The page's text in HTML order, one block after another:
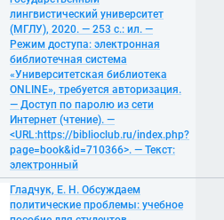
лингвистический университет
(МГЛУ), 2020. — 253 с.: ил. —
Режим доступа: электронная
библиотечная система
«Университетская библиотека
ONLINE», требуется авторизация.
— Доступ по паролю из сети
Интернет (чтение). —
<URL:https://biblioclub.ru/index.php?
page=book&id=710366>. — Текст:
электронный
Гладчук, Е. Н. Обсуждаем
политические проблемы: учебное